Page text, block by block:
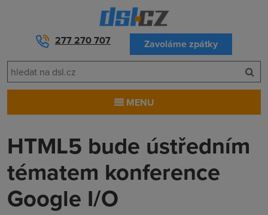
277 270 707 Zavoláme zpátky
MENU
HTML5 bude ústředním
tématem konference
Google I/O